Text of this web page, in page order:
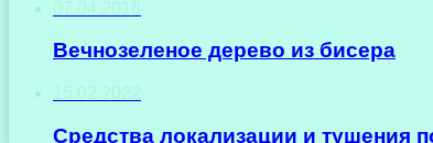
Вечнозеленое дерево из бисера
Средства локализации и тушения